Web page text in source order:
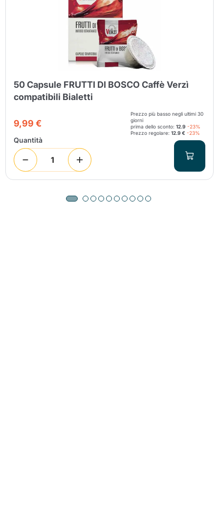
50 Capsule FRUTTI DI BOSCO Caffè Verzì
compatibili Bialetti
9,99 €
Prezzo più basso negli ultimi 30
giorni
prima dello sconto:12.9 -23%
Prezzo regolare:12.9 € -23%
Quantità